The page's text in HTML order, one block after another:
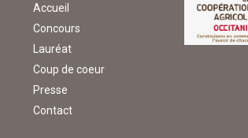
Accueil
Concours
Lauréat
Coup de coeur
Presse
Contact